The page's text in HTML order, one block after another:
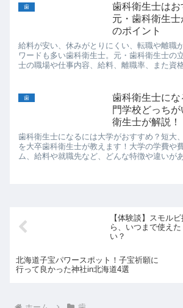
歯
歯科衛生士はお
元・歯科衛生
のポイント
給料が安い、休みがとりにくい、転職や離職
ワードも多い歯科衛生士。元・歯科衛生士の
士の職場や仕事内容、給料、離職率、また資
歯
歯科衛生士に
門学校どっち
衛生士が解説！
歯科衛生士になるには大学がおすすめ？短大
を大卒歯科衛生士が教えます！大学の学費や
ム、給料や就職先など、どんな特徴や違いが
【体験談】スモル
ら、いつまで使え
い？
北海道子宝パワースポット！子宝祈願に
行って良かった神社in北海道4選